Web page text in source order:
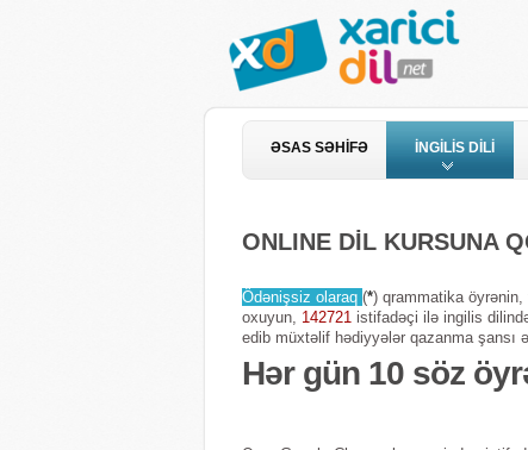
ƏSAS SƏHİFƏ İNGİLİS DİLİ
ONLINE DİL KURSUNA
Ödənişsiz olaraq (*) qrammatika
oxuyun, 142721 istifadəçi ilə ingilis
edib müxtəlif hədiyyələr qazanma şansı
Hər gün 10 söz